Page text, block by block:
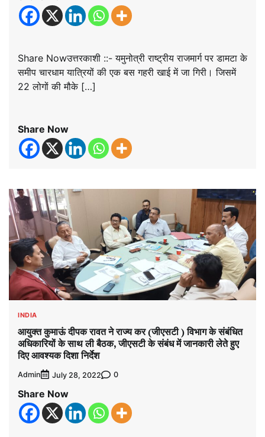
Share Nowउत्तरकाशी ::- यमुनोत्री राष्ट्रीय राजमार्ग पर डामटा के
समीप चारधाम यात्रियों की एक बस गहरी खाई में जा गिरी। जिसमें
22 लोगों की मौके […]
Share Now
INDIA
आयुक्त कुमाऊं दीपक रावत ने राज्य कर (जीएसटी ) विभाग के संबंधित
अधिकारियों के साथ ली बैठक, जीएसटी के संबंध में जानकारी लेते हुए
दिए आवश्यक दिशा निर्देश
Admin July 28, 2022 0
Share Now